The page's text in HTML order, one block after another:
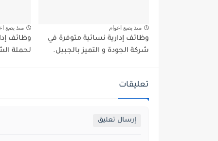
منذ بضع اعوام
وظائف إدارية نسائية متوفرة في
شركة الجودة و التميز بالجبيل.
منذ بضع
وظائف
لحملة
تعليقات
إرسال تعليق